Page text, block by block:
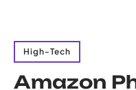
High-Tech
Amazon